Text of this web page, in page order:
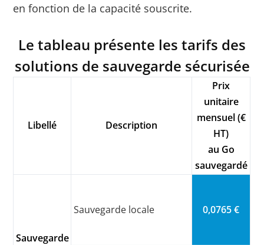
en fonction de la capacité souscrite.
Le tableau présente les tarifs des
solutions de sauvegarde sécurisée
Libellé Description
Prix
unitaire
mensuel (€
HT)
au Go
sauvegardé
Sauvegarde
Sauvegarde locale 0,0765 €